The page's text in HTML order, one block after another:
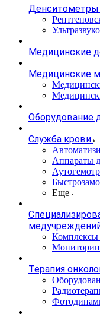
Денситометры
Медицинские
Медицинские
Оборудование
Служба крови
Аппараты
Еще
Комплексы
Терапия